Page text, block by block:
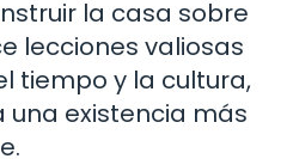
la casa sobre
lecciones valiosas
tiempo y la cultura,
una existencia más